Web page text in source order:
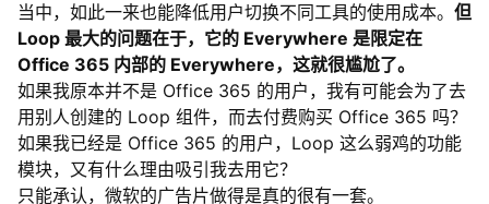
当中，如此一来也能降低用户切换不同工具的使用成本。 但
Loop 最大的问题在于，它的 Everywhere 是限定在
Office 365 内部的 Everywhere，这就很尴尬了。
如果我原本并不是 Office 365 的用户，我有可能会为了去
用别人创建的 Loop 组件，而去付费购买 Office 365 吗？
如果我已经是 Office 365 的用户，Loop 这么弱鸡的功能
模块，又有什么理由吸引我去用它？
只能承认，微软的广告片做得是真的很有一套。